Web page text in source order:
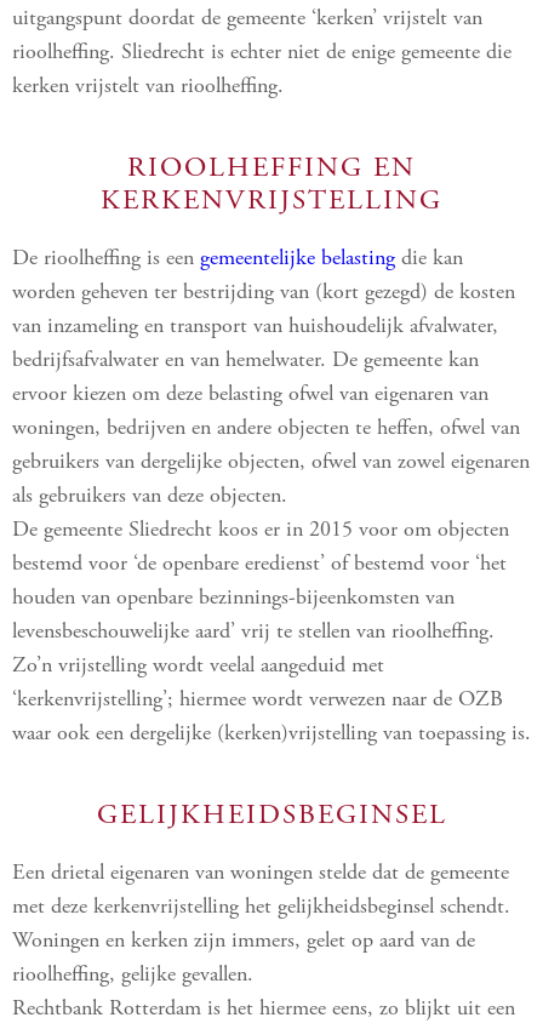
uitgangspunt doordat de gemeente ‘kerken’ vrijstelt van
rioolheffing. Sliedrecht is echter niet de enige gemeente die
kerken vrijstelt van rioolheffing.
RIOOLHEFFING EN
KERKENVRIJSTELLING
De rioolheffing is een gemeentelijke belasting die kan
worden geheven ter bestrijding van (kort gezegd) de kosten
van inzameling en transport van huishoudelijk afvalwater,
bedrijfsafvalwater en van hemelwater. De gemeente kan
ervoor kiezen om deze belasting ofwel van eigenaren van
woningen, bedrijven en andere objecten te heffen, ofwel van
gebruikers van dergelijke objecten, ofwel van zowel eigenaren
als gebruikers van deze objecten.
De gemeente Sliedrecht koos er in 2015 voor om objecten
bestemd voor ‘de openbare eredienst’ of bestemd voor ‘het
houden van openbare bezinnings-bijeenkomsten van
levensbeschouwelijke aard’ vrij te stellen van rioolheffing.
Zo’n vrijstelling wordt veelal aangeduid met
‘kerkenvrijstelling’; hiermee wordt verwezen naar de OZB
waar ook een dergelijke (kerken)vrijstelling van toepassing is.
GELIJKHEIDSBEGINSEL
Een drietal eigenaren van woningen stelde dat de gemeente
met deze kerkenvrijstelling het gelijkheidsbeginsel schendt.
Woningen en kerken zijn immers, gelet op aard van de
rioolheffing, gelijke gevallen.
Rechtbank Rotterdam is het hiermee eens, zo blijkt uit een